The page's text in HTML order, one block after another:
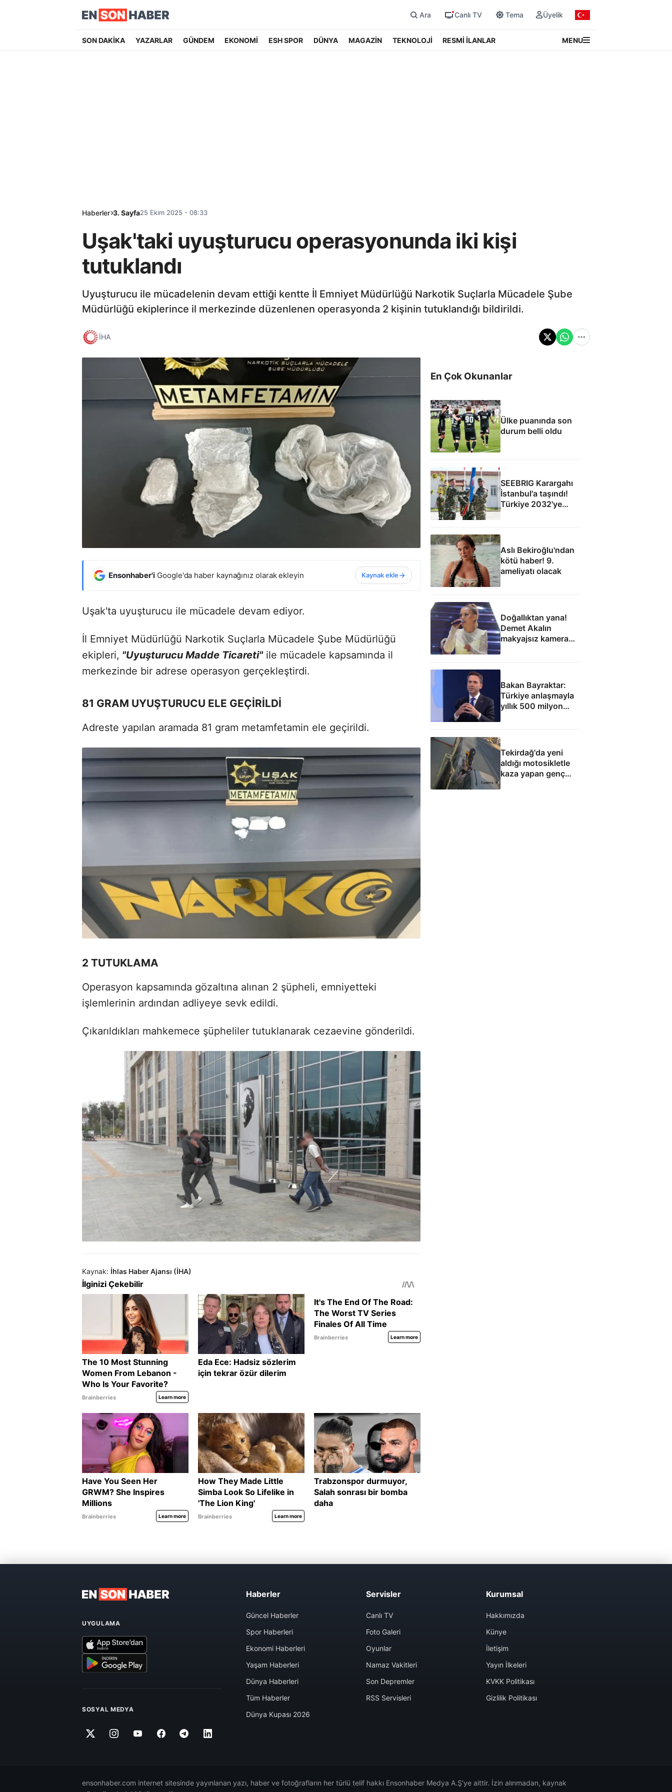
Ara Canlı TV Tema Üyelik
SON DAKİKA YAZARLAR GÜNDEM EKONOMİ ESH SPOR DÜNYA MAGAZİN TEKNOLOJİ RESMİ İLANLAR MENU
Haberler 3. Sayfa25 Ekim 2025 - 08:33
Uşak'taki uyuşturucu operasyonunda iki kişi
tutuklandı
Uyuşturucu ile mücadelenin devam ettiği kentte İl Emniyet Müdürlüğü Narkotik Suçlarla Mücadele Şube
Müdürlüğü ekiplerince il merkezinde düzenlenen operasyonda 2 kişinin tutuklandığı bildirildi.
İHA
Ensonhaber'i Google'da haber kaynağınız olarak ekleyin Kaynak ekle
Uşak'ta uyuşturucu ile mücadele devam ediyor.
İl Emniyet Müdürlüğü Narkotik Suçlarla Mücadele Şube Müdürlüğü
ekipleri, "Uyuşturucu Madde Ticareti"ile mücadele kapsamında il
merkezinde bir adrese operasyon gerçekleştirdi.
81 GRAM UYUŞTURUCU ELE GEÇİRİLDİ
Adreste yapılan aramada 81 gram metamfetamin ele geçirildi.
2 TUTUKLAMA
Operasyon kapsamında gözaltına alınan 2 şüpheli, emniyetteki
işlemlerinin ardından adliyeye sevk edildi.
Çıkarıldıkları mahkemece şüpheliler tutuklanarak cezaevine gönderildi.
Kaynak: İhlas Haber Ajansı (İHA)
En Çok Okunanlar
Ülke puanında son
durum belli oldu
SEEBRIG Karargahı
İstanbul'a taşındı!
Türkiye 2032'ye
kadar ev sahibi
Aslı Bekiroğlu'ndan
kötü haber! 9.
ameliyatı olacak
Doğallıktan yana!
Demet Akalın
makyajsız kamera
karşısına geçti
Bakan Bayraktar:
Türkiye anlaşmayla
yıllık 500 milyon
Tekirdağ'da yeni
aldığı motosikletle
kaza yapan genç
can verdi
UYGULAMA
SOSYAL MEDYA
Haberler
Güncel Haberler
Spor Haberleri
Ekonomi Haberleri
Yaşam Haberleri
Dünya Haberleri
Tüm Haberler
Dünya Kupası 2026
Servisler
Canlı TV
Foto Galeri
Oyunlar
Namaz Vakitleri
Son Depremler
RSS Servisleri
Kurumsal
Hakkımızda
Künye
İletişim
Yayın İlkeleri
KVKK Politikası
Gizlilik Politikası
ensonhaber.com internet sitesinde yayınlanan yazı, haber ve fotoğrafların her türlü telif hakkı Ensonhaber Medya A.Ş'ye aittir. İzin alınmadan, kaynak